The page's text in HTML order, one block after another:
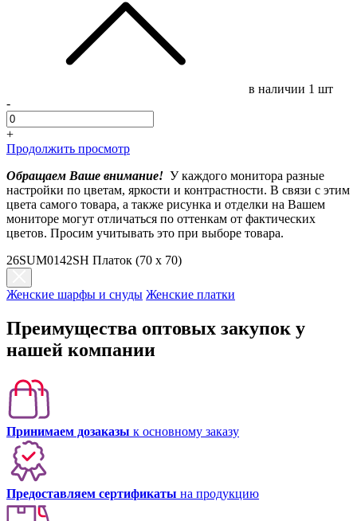
в наличии 1 шт
-
+
Продолжить просмотр
Обращаем Ваше внимание! У каждого монитора разные
настройки по цветам, яркости и контрастности. В связи с этим
цвета самого товара, а также рисунка и отделки на Вашем
мониторе могут отличаться по оттенкам от фактических
цветов. Просим учитывать это при выборе товара.
26SUM0142SH Платок (70 x 70)
Женские шарфы и снуды Женские платки
Преимущества оптовых закупок у
нашей компании
Принимаем дозаказы к основному заказу
Предоставляем сертификаты на продукцию